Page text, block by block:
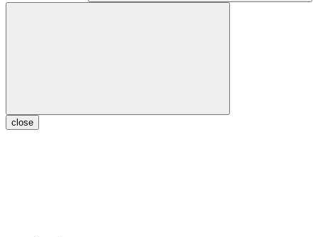
close